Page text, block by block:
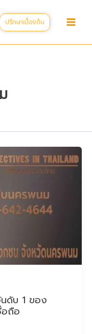
ปรึกษาเบื้องต้น
ดับ 1 ของ
อถือ